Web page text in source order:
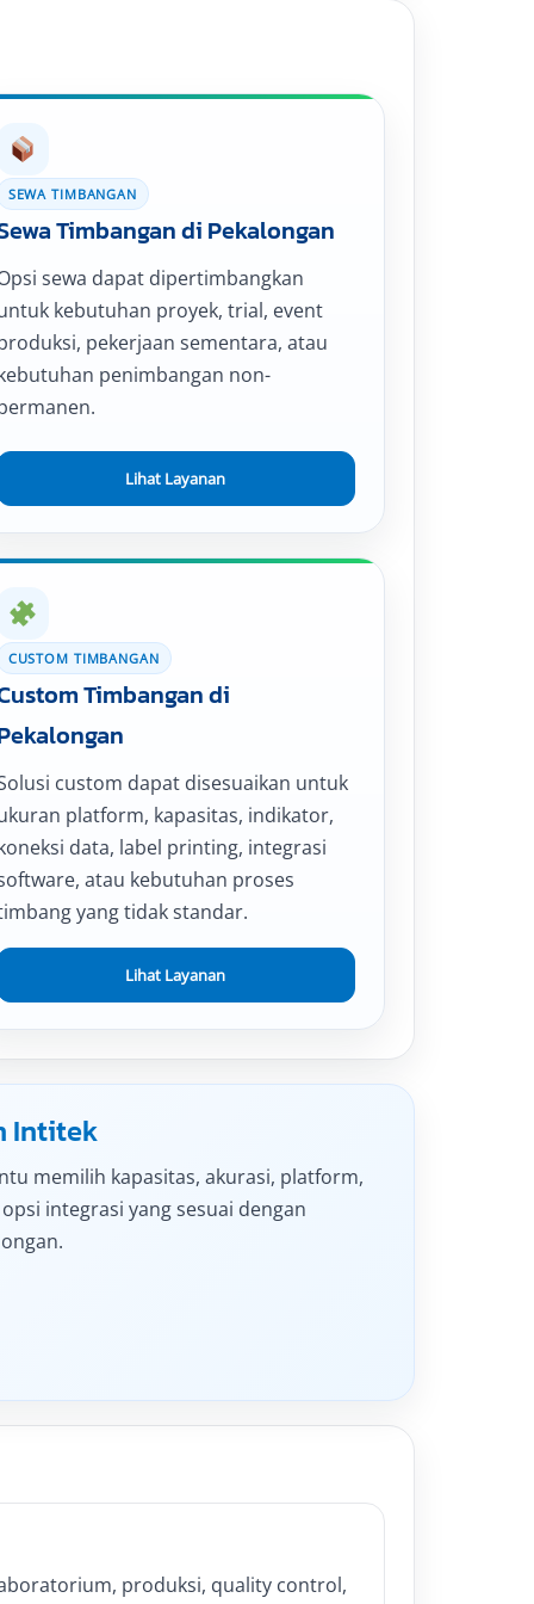
SEWA TIMBANGAN
Timbangan di Pekalongan
sewa dapat dipertimbangkan
kebutuhan proyek, trial, event
pekerjaan sementara, atau
penimbangan non-
Lihat Layanan
CUSTOM TIMBANGAN
Timbangan di
custom dapat disesuaikan untuk
platform, kapasitas, indikator,
data, label printing, integrasi
atau kebutuhan proses
yang tidak standar.
Lihat Layanan
Intitek
memilih kapasitas, akurasi, platform,
integrasi yang sesuai dengan
produksi, quality control,